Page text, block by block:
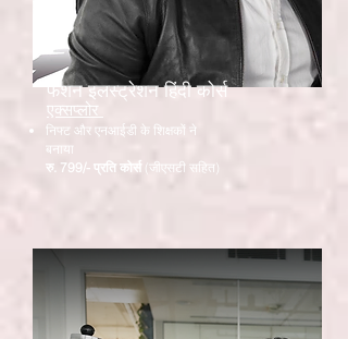
एक्सप्लोर
निफ्ट और एनआईडी के शिक्षकों ने
बनाया
रु. 799/- प्रति कोर्स (जीएसटी सहित)
फैशन इलस्ट्रेशन हिंदी कोर्स